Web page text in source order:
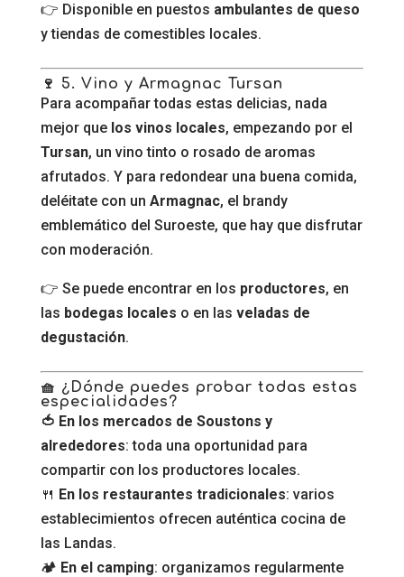
👉 Disponible en puestos ambulantes de queso
y tiendas de comestibles locales.
🍷 5. Vino y Armagnac Tursan
Para acompañar todas estas delicias, nada
mejor que los vinos locales, empezando por el
Tursan, un vino tinto o rosado de aromas
afrutados. Y para redondear una buena comida,
deléitate con un Armagnac, el brandy
emblemático del Suroeste, que hay que disfrutar
con moderación.
👉 Se puede encontrar en los productores, en
las bodegas locales o en las veladas de
degustación.
🧺 ¿Dónde puedes probar todas estas
especialidades?
🍅 En los mercados de Soustons y
alrededores: toda una oportunidad para
compartir con los productores locales.
🍴 En los restaurantes tradicionales: varios
establecimientos ofrecen auténtica cocina de
las Landas.
🏕️ En el camping: organizamos regularmente